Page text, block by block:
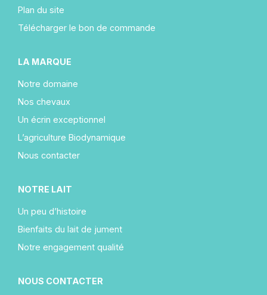
Plan du site
Télécharger le bon de commande
LA MARQUE
Notre domaine
Nos chevaux
Un écrin exceptionnel
L’agriculture Biodynamique
Nous contacter
NOTRE LAIT
Un peu d’histoire
Bienfaits du lait de jument
Notre engagement qualité
NOUS CONTACTER